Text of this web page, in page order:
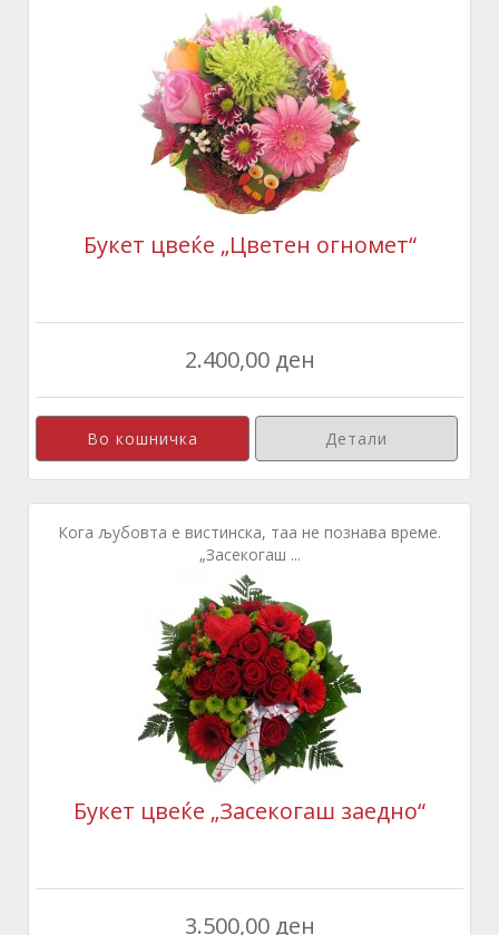
Букет цвеќе „Цветен огномет“
2.400,00 ден
Детали
Кога љубовта е вистинска, таа не познава време.
„Засекогаш ...
Букет цвеќе „Засекогаш заедно“
3.500,00 ден